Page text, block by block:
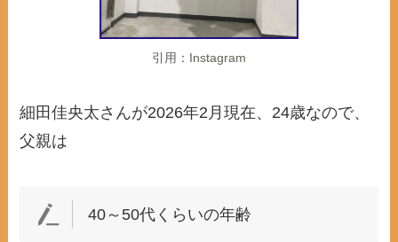
引用： Instagram
細田佳央太さんが2026年2月現在、24歳なので、
父親は
40～50代くらいの年齢